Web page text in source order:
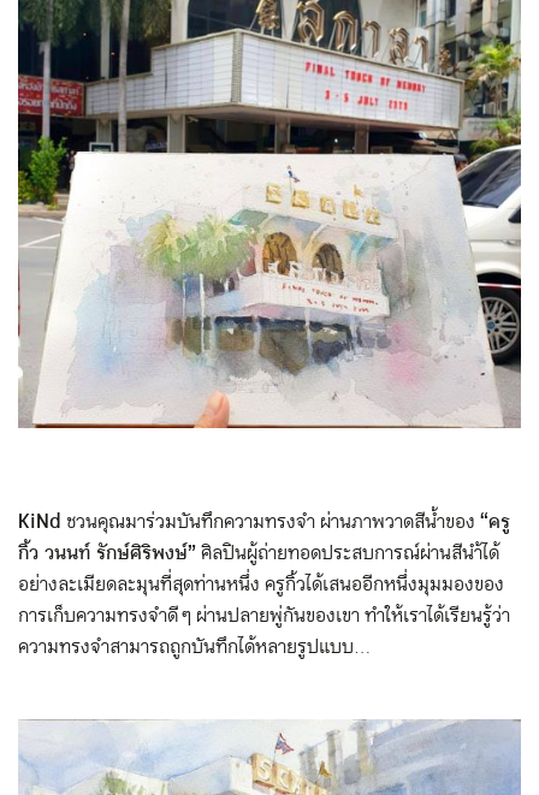
KiNd ชวนคุณมาร่วมบันทึกความทรงจำ ผ่านภาพวาดสีน้ำของ“ครู
กิ้ว วนนท์ รักษ์ศิริพงษ์”ศิลปินผู้ถ่ายทอดประสบการณ์ผ่านสีนำ้ได้
อย่างละเมียดละมุนที่สุดท่านหนึ่ง ครูกิ้วได้เสนออีกหนึ่งมุมมองของ
การเก็บความทรงจำดี ๆ ผ่านปลายพู่กันของเขา ทำให้เราได้เรียนรู้ว่า
ความทรงจำสามารถถูกบันทึกได้หลายรูปแบบ…